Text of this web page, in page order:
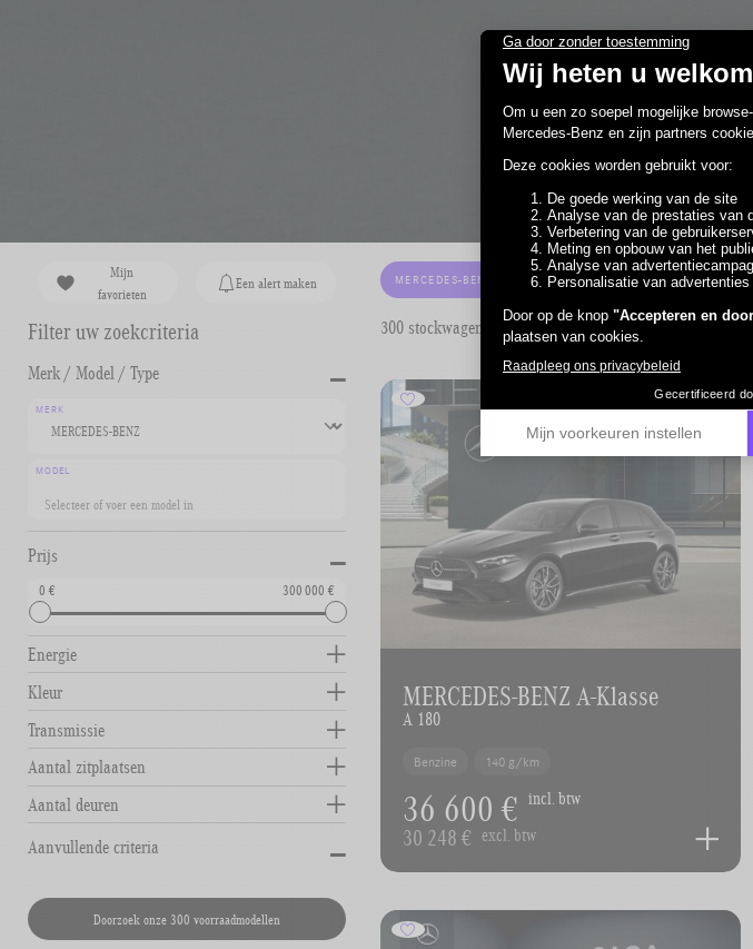
Mijn
favorieten
Een alert maken
Filter uw zoekcriteria
Merk / Model / Type -
MERK
MODEL
Prijs -
0 300 000
Energie
Kleur
Transmissie
Aantal zitplaatsen
Aantal deuren
Aanvullende criteria
-
Doorzoek onze 300 voorraadmodellen
MERCEDES-BENZ
300 stockwagens die aan uw zoekopdracht beantwoorden
MERCEDES-BENZ A-Klasse
A 180
Benzine 140 g/km
36 600 € incl. btw
30 248 € excl. btw